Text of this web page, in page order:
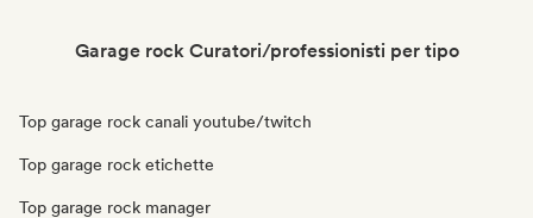
Garage rock Curatori/professionisti per tipo
Top garage rock canali youtube/twitch
Top garage rock etichette
Top garage rock manager